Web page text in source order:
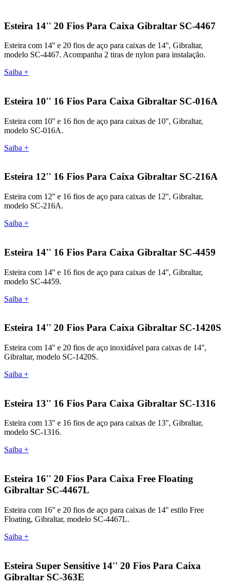
Esteira 14'' 20 Fios Para Caixa Gibraltar SC-4467
Esteira com 14'' e 20 fios de aço para caixas de 14'', Gibraltar,
modelo SC-4467. Acompanha 2 tiras de nylon para instalação.
Saiba +
Esteira 10'' 16 Fios Para Caixa Gibraltar SC-016A
Esteira com 10'' e 16 fios de aço para caixas de 10'', Gibraltar,
modelo SC-016A.
Saiba +
Esteira 12'' 16 Fios Para Caixa Gibraltar SC-216A
Esteira com 12'' e 16 fios de aço para caixas de 12'', Gibraltar,
modelo SC-216A.
Saiba +
Esteira 14'' 16 Fios Para Caixa Gibraltar SC-4459
Esteira com 14'' e 16 fios de aço para caixas de 14'', Gibraltar,
modelo SC-4459.
Saiba +
Esteira 14'' 20 Fios Para Caixa Gibraltar SC-1420S
Esteira com 14'' e 20 fios de aço inoxidável para caixas de 14'',
Gibraltar, modelo SC-1420S.
Saiba +
Esteira 13'' 16 Fios Para Caixa Gibraltar SC-1316
Esteira com 13'' e 16 fios de aço para caixas de 13'', Gibraltar,
modelo SC-1316.
Saiba +
Esteira 16'' 20 Fios Para Caixa Free Floating
Gibraltar SC-4467L
Esteira com 16'' e 20 fios de aço para caixas de 14'' estilo Free
Floating, Gibraltar, modelo SC-4467L.
Saiba +
Esteira Super Sensitive 14'' 20 Fios Para Caixa
Gibraltar SC-363E